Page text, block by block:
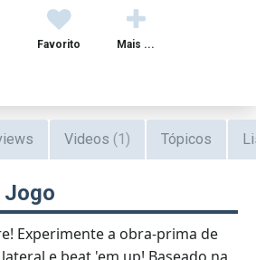
Favorito Mais ...
Videos (1) Tópicos
Jogo
Experimente a obra-prima de